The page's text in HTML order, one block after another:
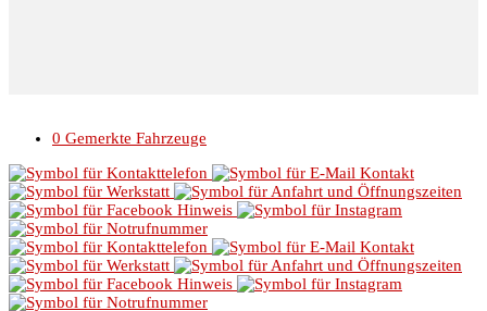
0 Gemerkte Fahrzeuge